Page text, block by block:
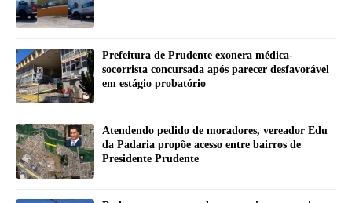
Prefeitura de Prudente exonera médica-
socorrista concursada após parecer desfavorável
em estágio probatório
Atendendo pedido de moradores, vereador Edu
da Padaria propõe acesso entre bairros de
Presidente Prudente